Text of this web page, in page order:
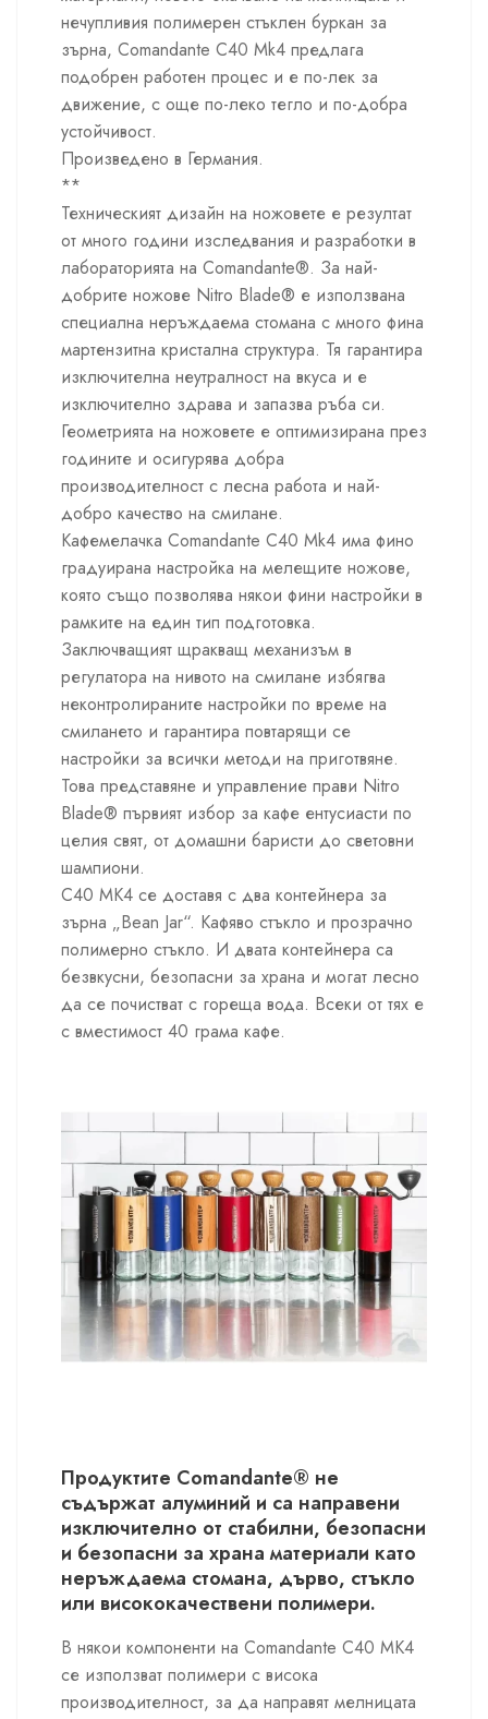
нечупливия полимерен стъклен буркан за
зърна, Comandante C40 Mk4 предлага
подобрен работен процес и е по-лек за
движение, с още по-леко тегло и по-добра
устойчивост.
Произведено в Германия.
**
Техническият дизайн на ножовете е резултат
от много години изследвания и разработки в
лабораторията на Comandante®. За най-
добрите ножове Nitro Blade® е използвана
специална неръждаема стомана с много фина
мартензитна кристална структура. Тя гарантира
изключителна неутралност на вкуса и е
изключително здрава и запазва ръба си.
Геометрията на ножовете е оптимизирана през
годините и осигурява добра
производителност с лесна работа и най-
добро качество на смилане.
Кафемелачка Comandante C40 Mk4 има фино
градуирана настройка на мелещите ножове,
която също позволява някои фини настройки в
рамките на един тип подготовка.
Заключващият щракващ механизъм в
регулатора на нивото на смилане избягва
неконтролираните настройки по време на
смилането и гарантира повтарящи се
настройки за всички методи на приготвяне.
Това представяне и управление прави Nitro
Blade® първият избор за кафе ентусиасти по
целия свят, от домашни баристи до световни
шампиони.
C40 MK4 се доставя с два контейнера за
зърна „Bean Jar“. Кафяво стъкло и прозрачно
полимерно стъкло. И двата контейнера са
безвкусни, безопасни за храна и могат лесно
да се почистват с гореща вода. Всеки от тях е
с вместимост 40 грама кафе.
Продуктите Comandante® не
съдържат алуминий и са направени
изключително от стабилни, безопасни
и безопасни за храна материали като
неръждаема стомана, дърво, стъкло
или висококачествени полимери.
В някои компоненти на Comandante C40 MK4
се използват полимери с висока
производителност, за да направят мелницата